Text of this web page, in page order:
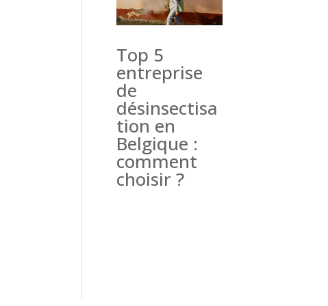
Top 5
entreprise
de
désinsectisa
tion en
Belgique :
comment
choisir ?